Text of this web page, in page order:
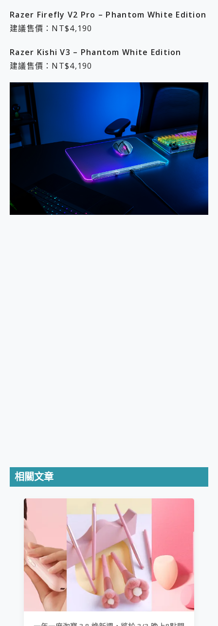
Razer Firefly V2 Pro – Phantom White Edition
建議售價：NT$4,190
Razer Kishi V3 – Phantom White Edition
建議售價：NT$4,190
相關文章